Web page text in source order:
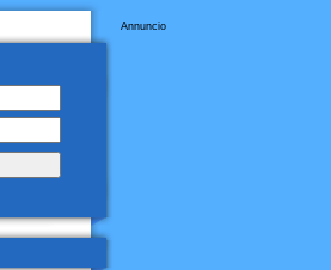
Annuncio